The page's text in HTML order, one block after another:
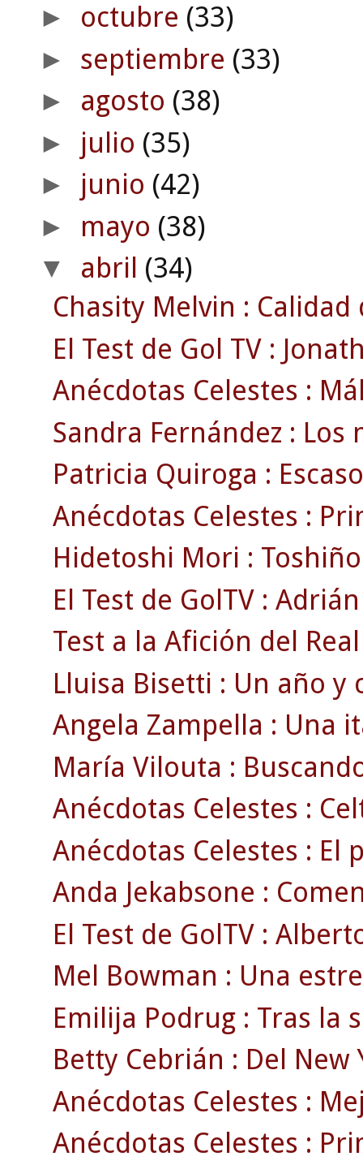
► octubre (33)
► septiembre (33)
► agosto (38)
► julio (35)
► junio (42)
► mayo (38)
▼ abril (34)
Chasity Melvin :
El Test de Gol TV :
Anécdotas Celestes :
Sandra Fernández :
Patricia Quiroga :
Anécdotas Celestes :
Hidetoshi Mori :
El Test de GolTV :
Test a la Afición del
Lluisa Bisetti : Un año y
Angela Zampella : Una
María Vilouta :
Anécdotas Celestes :
Anécdotas Celestes : El
Anda Jekabsone :
El Test de GolTV :
Mel Bowman : Una
Emilija Podrug : Tras la
Betty Cebrián : Del New
Anécdotas Celestes :
Anécdotas Celestes :